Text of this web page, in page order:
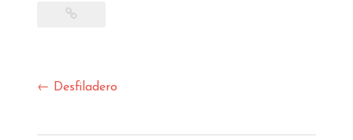
Navegación
← Desfiladero